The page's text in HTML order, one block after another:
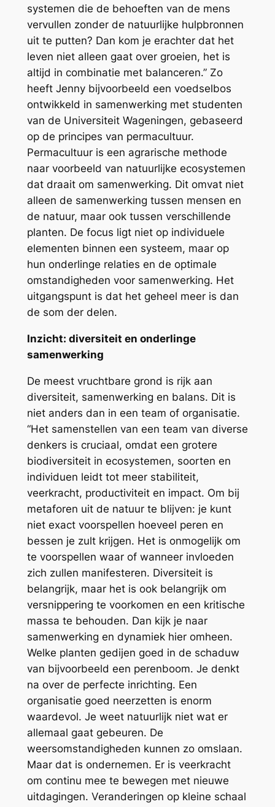
systemen die de behoeften van de mens
vervullen zonder de natuurlijke hulpbronnen
uit te putten? Dan kom je erachter dat het
leven niet alleen gaat over groeien, het is
altijd in combinatie met balanceren.” Zo
heeft Jenny bijvoorbeeld een voedselbos
ontwikkeld in samenwerking met studenten
van de Universiteit Wageningen, gebaseerd
op de principes van permacultuur.
Permacultuur is een agrarische methode
naar voorbeeld van natuurlijke ecosystemen
dat draait om samenwerking. Dit omvat niet
alleen de samenwerking tussen mensen en
de natuur, maar ook tussen verschillende
planten. De focus ligt niet op individuele
elementen binnen een systeem, maar op
hun onderlinge relaties en de optimale
omstandigheden voor samenwerking. Het
uitgangspunt is dat het geheel meer is dan
de som der delen.
Inzicht: diversiteit en onderlinge
samenwerking
De meest vruchtbare grond is rijk aan
diversiteit, samenwerking en balans. Dit is
niet anders dan in een team of organisatie.
“Het samenstellen van een team van diverse
denkers is cruciaal, omdat een grotere
biodiversiteit in ecosystemen, soorten en
individuen leidt tot meer stabiliteit,
veerkracht, productiviteit en impact. Om bij
metaforen uit de natuur te blijven: je kunt
niet exact voorspellen hoeveel peren en
bessen je zult krijgen. Het is onmogelijk om
te voorspellen waar of wanneer invloeden
zich zullen manifesteren. Diversiteit is
belangrijk, maar het is ook belangrijk om
versnippering te voorkomen en een kritische
massa te behouden. Dan kijk je naar
samenwerking en dynamiek hier omheen.
Welke planten gedijen goed in de schaduw
van bijvoorbeeld een perenboom. Je denkt
na over de perfecte inrichting. Een
organisatie goed neerzetten is enorm
waardevol. Je weet natuurlijk niet wat er
allemaal gaat gebeuren. De
weersomstandigheden kunnen zo omslaan.
Maar dat is ondernemen. Er is veerkracht
om continu mee te bewegen met nieuwe
uitdagingen. Veranderingen op kleine schaal